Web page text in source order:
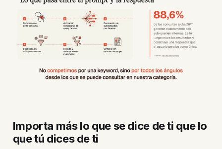
Importa más lo que se dice de ti que lo
que tú dices de ti